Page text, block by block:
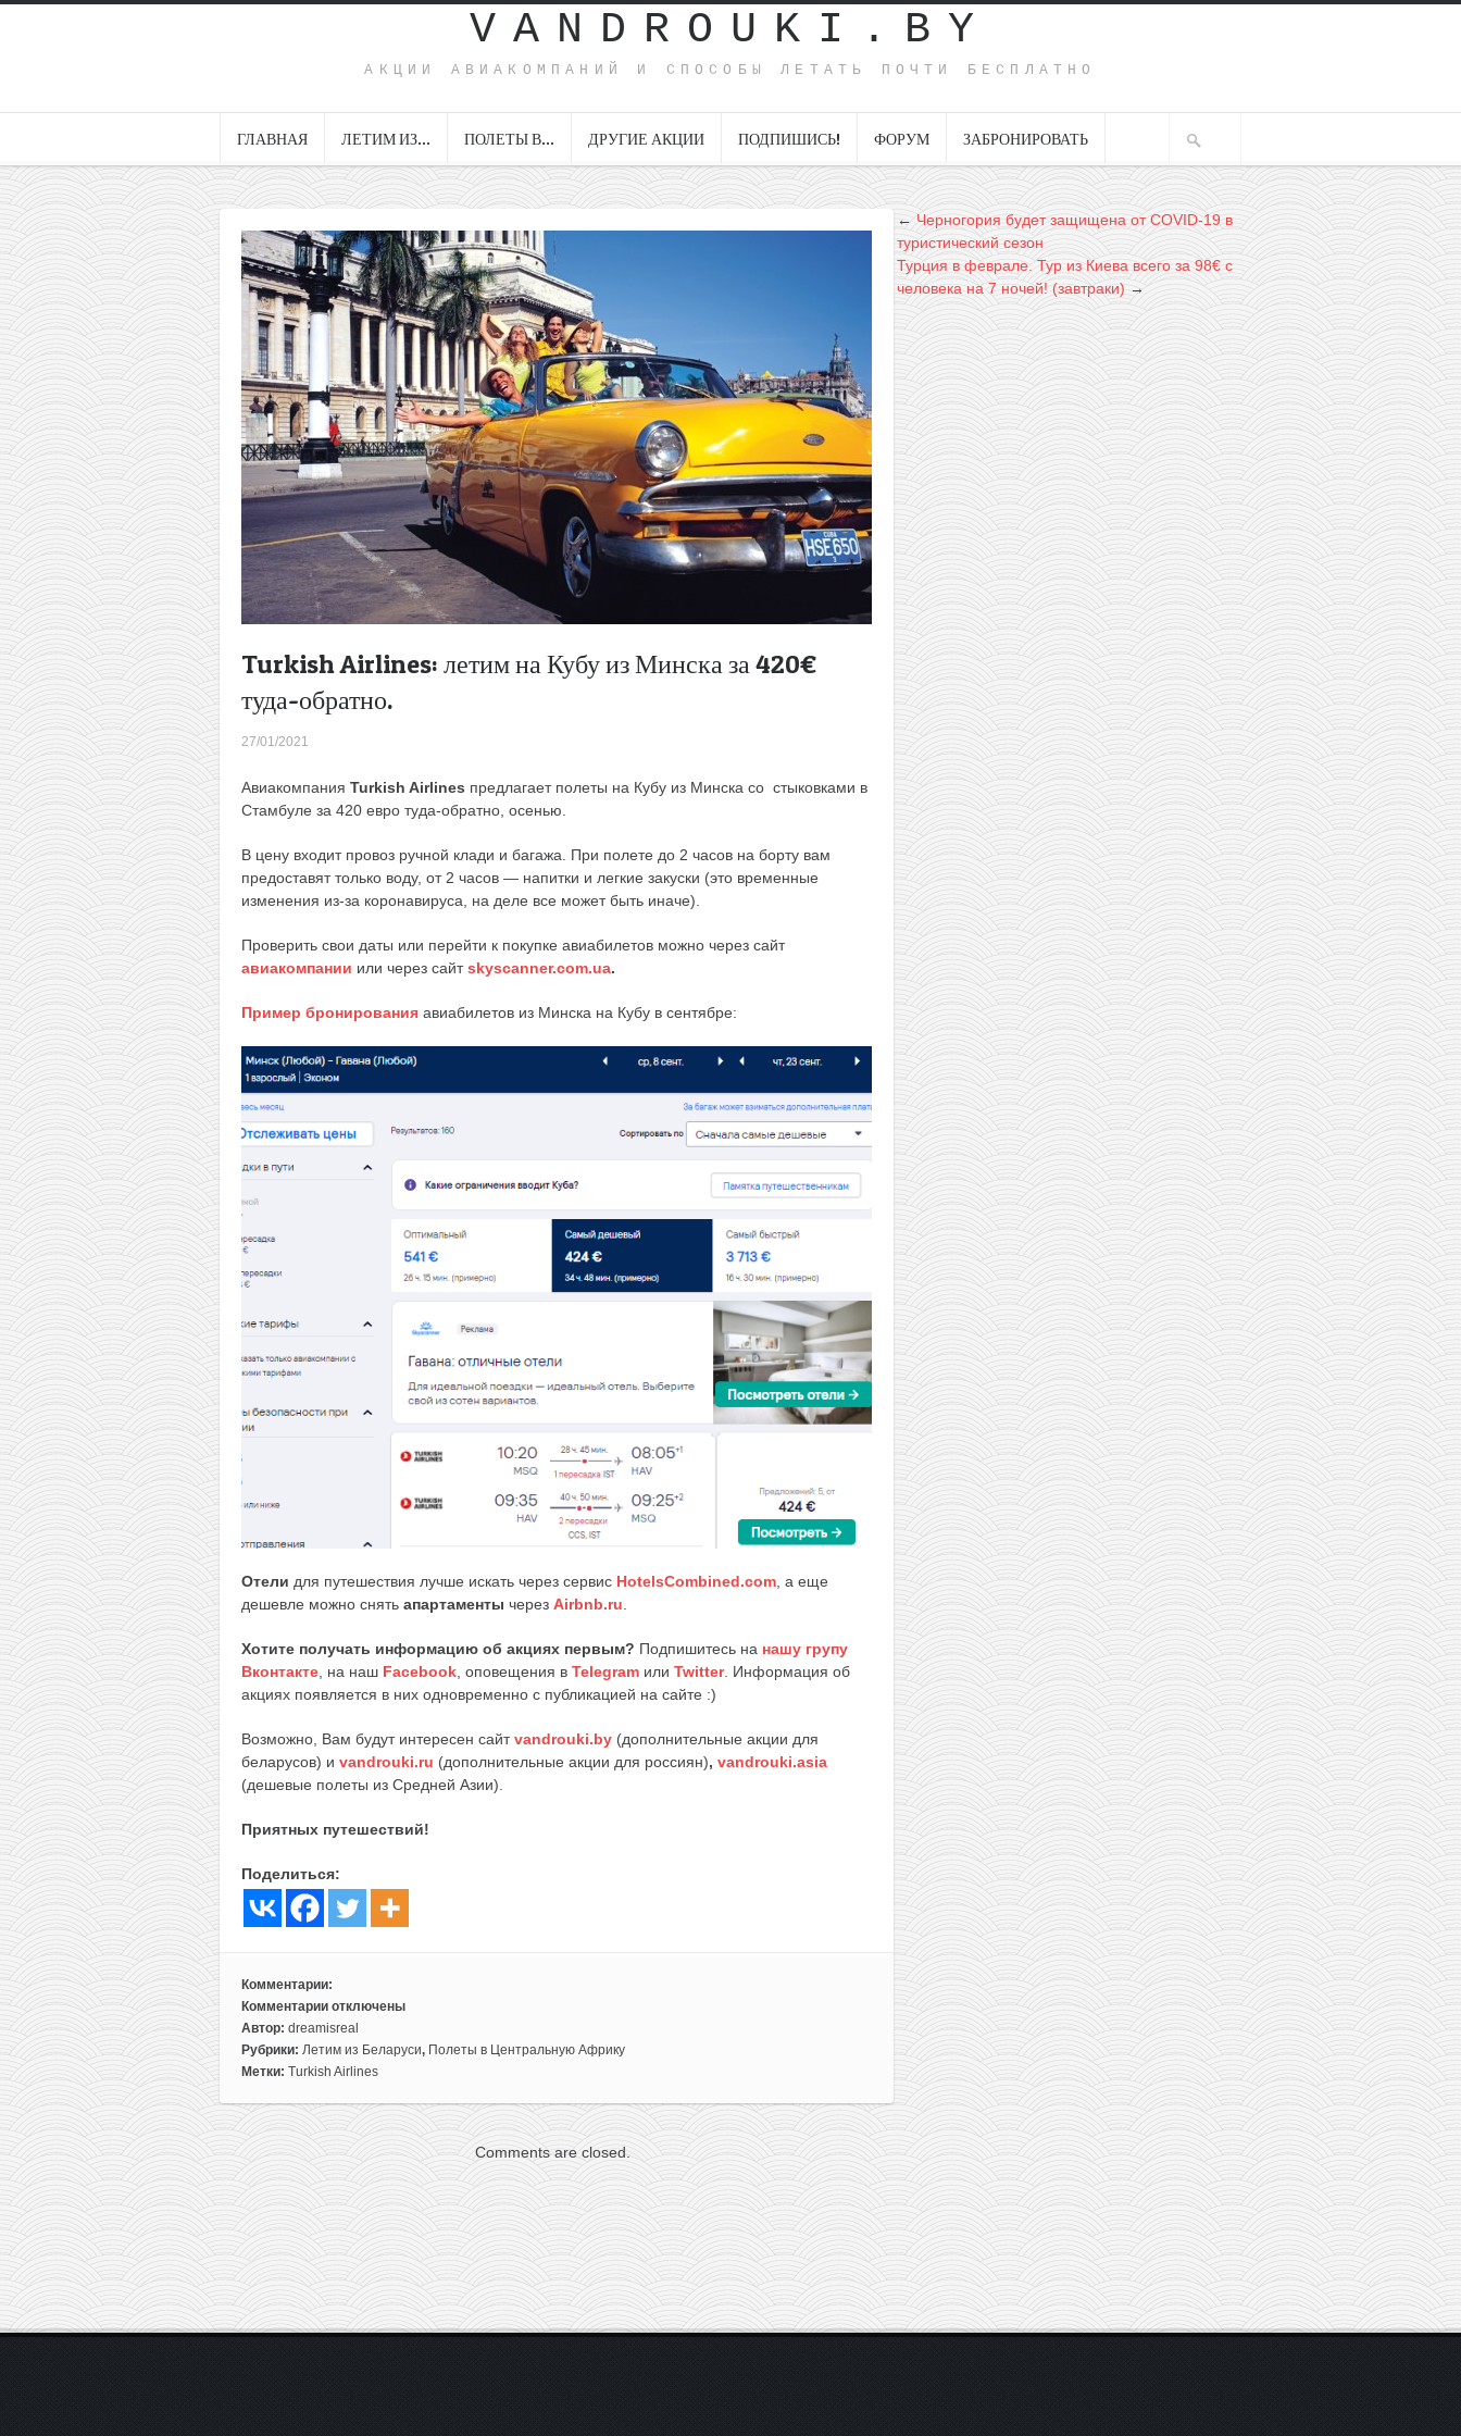
VANDROUKI.BY
АКЦИИ АВИАКОМПАНИЙ И СПОСОБЫ ЛЕТАТЬ ПОЧТИ БЕСПЛАТНО
ГЛАВНАЯ ЛЕТИМ ИЗ… ПОЛЕТЫ В… ДРУГИЕ АКЦИИ ПОДПИШИСЬ! ФОРУМ ЗАБРОНИРОВАТЬ
Turkish Airlines: летим на Кубу из Минска за 420€
туда-обратно.
27/01/2021
Авиакомпания Turkish Airlines предлагает полеты на Кубу из Минска со стыковками в
Стамбуле за 420 евро туда-обратно, осенью.
В цену входит провоз ручной клади и багажа. При полете до 2 часов на борту вам
предоставят только воду, от 2 часов — напитки и легкие закуски (это временные
изменения из-за коронавируса, на деле все может быть иначе).
Проверить свои даты или перейти к покупке авиабилетов можно через сайт
авиакомпании или через сайтskyscanner.com.ua.
Пример бронирования авиабилетов из Минска на Кубу в сентябре:
Отели для путешествия лучше искать через сервис HotelsCombined.com , а еще
дешевле можно снять апартаменты через Airbnb.ru
Хотите получать информацию об акциях первым? Подпишитесь на нашу групу
Вконтакте , на наш Facebook , оповещения в Telegram или Twitter. Информация об
акциях появляется в них одновременно с публикацией на сайте :)
Возможно, Вам будут интересен сайтvandrouki.by (дополнительные акции для
беларусов) и vandrouki.ru (дополнительные акции для россиян), vandrouki.asia
(дешевые полеты из Средней Азии).
Приятных путешествий!
Поделиться:
Комментарии:
Комментарии
к
записи
Turkish
Кубу
за
420€
туда-
отключены
Автор: dreamisreal
Рубрики: Летим из Беларуси, Полеты в Центральную Африку
Метки: Turkish Airlines
Comments are closed.
←Черногория будет защищена от COVID-19 в
туристический сезон
Турция в феврале. Тур из Киева всего за 98€ с
человека на 7 ночей! (завтраки) →